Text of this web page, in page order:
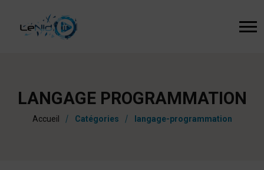
LANGAGE PROGRAMMATION
Accueil Catégories langage-programmation